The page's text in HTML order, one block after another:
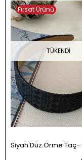
TÜKENDI
Siyah Düz Örme Taç
Fırsat Ürünü